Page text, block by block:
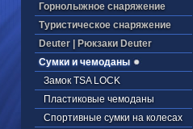
Горнолыжное снаряжение
Туристическое снаряжение
Deuter | Рюкзаки Deuter
Cумки и чемоданы
Замок TSA LOCK
Пластиковые чемоданы
Cпортивные сумки на колесах